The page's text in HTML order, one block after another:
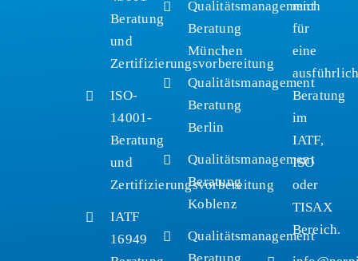
Beratung
und
Zertifizierungsvorbereitung
ISO-
14001-
Beratung
und
Zertifizierungsvorbereitung
IATF
16949
Qualitätsmanagement
Beratung
München
Qualitätsmanagement
Beratung
Berlin
Qualitätsmanagement
Beratung
Koblenz
Qualitätsmanagement
mich
für
eine
Beratung
im
IATF,
ISO
oder
TISAX
Bereich.